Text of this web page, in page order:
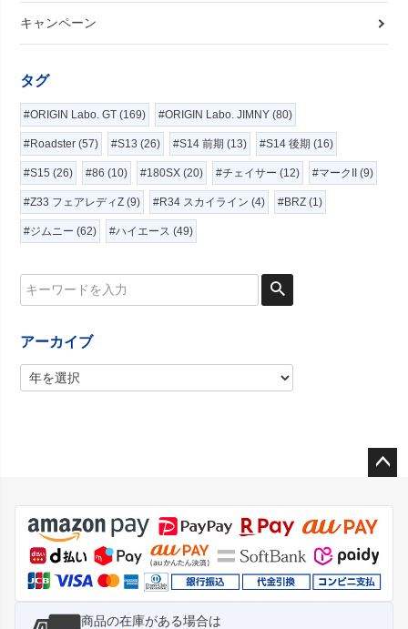
キャンペーン
タグ
#ORIGIN Labo. GT (169) #ORIGIN Labo. JIMNY (80)
#Roadster (57) #S13 (26) #S14 前期 (13) #S14 後期 (16)
#S15 (26) #86 (10) #180SX (20) #チェイサー (12) #マークII (9)
#Z33 フェアレディZ (9) #R34 スカイライン (4) #BRZ (1)
#ジムニー (62) #ハイエース (49)
アーカイブ
ジト
ップ
へ
商品の在庫がある場合は